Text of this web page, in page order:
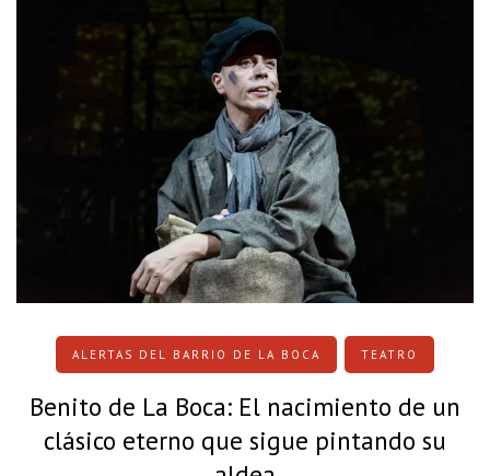
ALERTAS DEL BARRIO DE LA BOCA TEATRO
Benito de La Boca: El nacimiento de un
clásico eterno que sigue pintando su